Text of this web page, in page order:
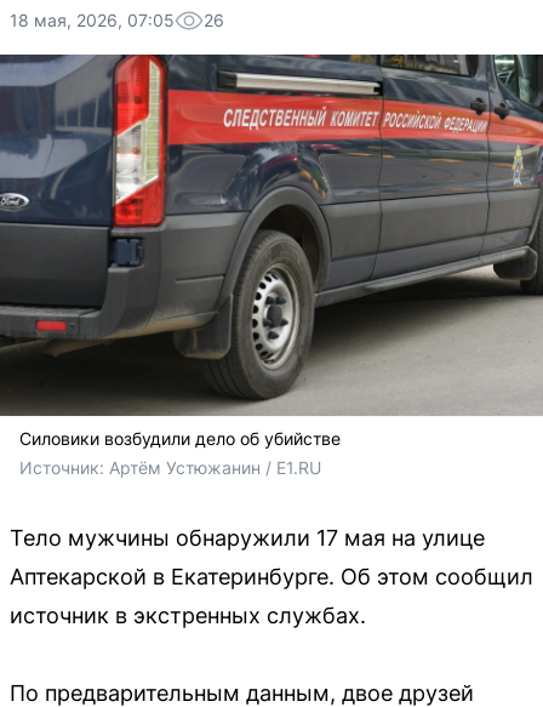
18 мая, 2026, 07:05 26
Силовики возбудили дело об убийстве
Источник: Артём Устюжанин / E1.RU
Тело мужчины обнаружили 17 мая на улице
Аптекарской в Екатеринбурге. Об этом сообщил
источник в экстренных службах.
По предварительным данным, двое друзей